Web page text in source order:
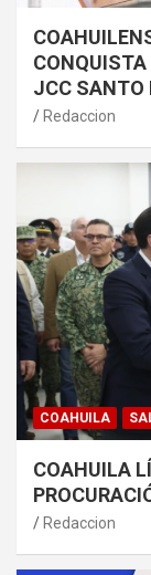
CONQUISTA
JCC SANTO
Redaccion
COAHUILA
COAHUILA
Redaccion